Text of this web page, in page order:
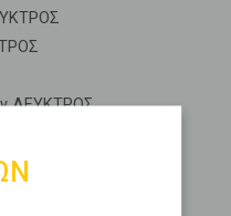
ΛΕΥΚΤΡΟΣ